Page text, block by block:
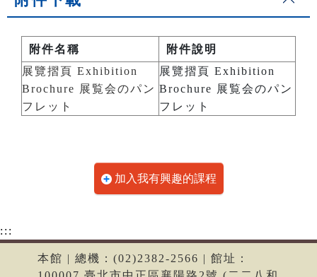
附件名稱
附件說明
展覽摺頁 Exhibition
Brochure 展覧会のパン
フレット
展覽摺頁 Exhibition
Brochure 展覧会のパン
フレット
加入我有興趣的課程
:::
本館 | 總機：(02)2382-2566 | 館址：